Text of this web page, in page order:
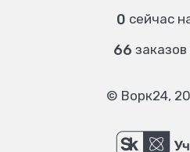
0 сейчас
66 заказов
© Ворк24,